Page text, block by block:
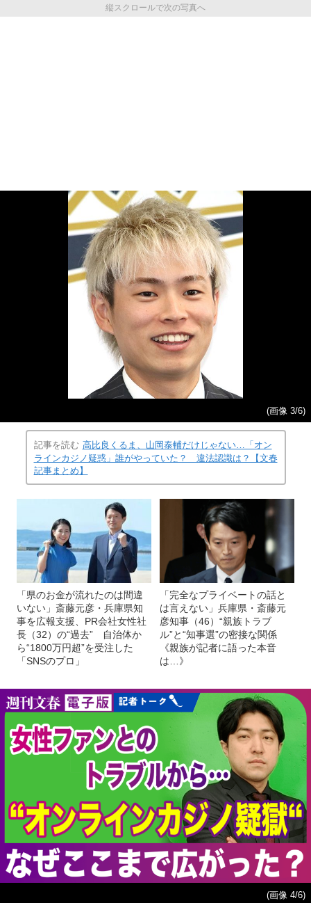
縦スクロールで次の写真へ
(画像 3/6)
記事を読む 高比良くるま、山岡泰輔だけじゃない…「オン
ラインカジノ疑惑」誰がやっていた？ 違法認識は？【文春
記事まとめ】
「県のお金が流れたのは間違
いない」斎藤元彦・兵庫県知
事を広報支援、PR会社女性社
長（32）の“過去” 自治体か
ら“1800万円超”を受注した
「SNSのプロ」
「完全なプライベートの話と
は言えない」兵庫県・斎藤元
彦知事（46）“親族トラブ
ル”と“知事選”の密接な関係
《親族が記者に語った本音
は…》
(画像 4/6)